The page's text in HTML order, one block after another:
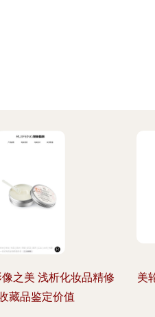
之美 浅析化妆品精修
藏品鉴定价值
美